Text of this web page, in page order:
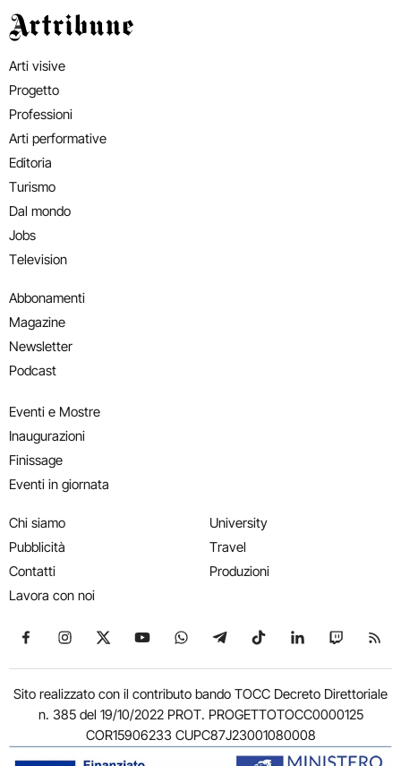
Artribune
Arti visive
Progetto
Professioni
Arti performative
Editoria
Turismo
Dal mondo
Jobs
Television
Abbonamenti
Magazine
Newsletter
Podcast
Eventi e Mostre
Inaugurazioni
Finissage
Eventi in giornata
Chi siamo
Pubblicità
Contatti
Lavora con noi
University
Travel
Produzioni
Seguici su Facebook
Seguici su Instagram
Seguici su X
Seguici su YouTube
Seguici su WhatsApp
Seguici su Telegram
Seguici su TikTok
Seguici su
Seguici
Sito realizzato con il contributo bando TOCC Decreto Direttoriale
n. 385 del 19/10/2022 PROT. PROGETTOTOCC0000125
COR15906233 CUPC87J23001080008